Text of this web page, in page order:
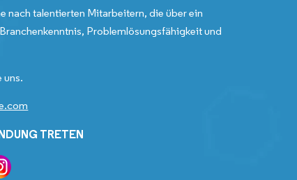
nach talentierten Mitarbeitern, die über ein
Problemlösungsfähigkeit und
uns.
TRETEN